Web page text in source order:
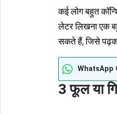
कई लोग बहुत
लेटर लिखना एक
सकते हैं, जिसे
WhatsApp
3 फूल या